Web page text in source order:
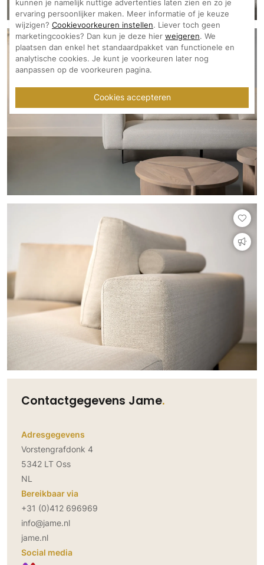
Contactgegevens Jame
Adresgegevens
Vorstengrafdonk 4
5342 LT Oss
NL
Bereikbaar via
+31 (0)412 696969
info@jame.nl
jame.nl
Social media
kunnen je namelijk nuttige advertenties laten zien en zo je
ervaring persoonlijker maken. Meer informatie of je keuze
wijzigen? Cookievoorkeuren instellen. Liever toch geen
marketingcookies? Dan kun je deze hier weigeren. We
plaatsen dan enkel het standaardpakket van functionele en
analytische cookies. Je kunt je voorkeuren later nog
aanpassen op de voorkeuren pagina.
Cookies accepteren